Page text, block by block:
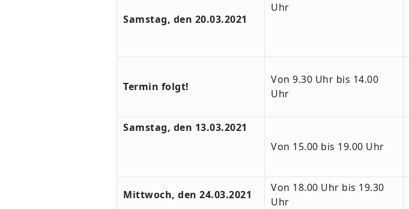
Samstag, den 20.03.2021
Uhr
Termin folgt!
Von 9.30 Uhr bis 14.00
Uhr
Samstag, den 13.03.2021
Von 15.00 bis 19.00 Uhr
Mittwoch, den 24.03.2021
Von 18.00 Uhr bis 19.30
Uhr